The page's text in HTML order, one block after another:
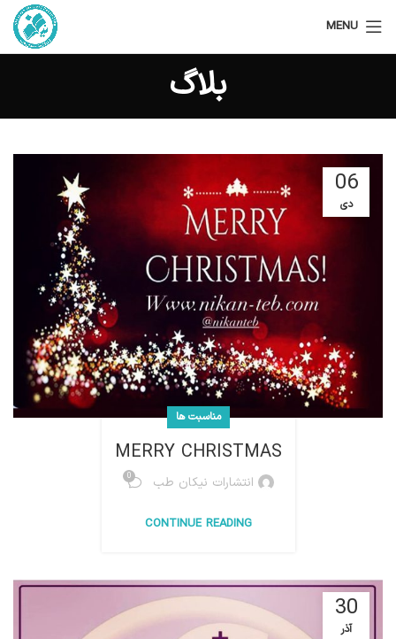
MENU
بلاگ
06
دی
مناسبت ها
MERRY CHRISTMAS
انتشارات نیکان طب 0
CONTINUE READING
30
آذر